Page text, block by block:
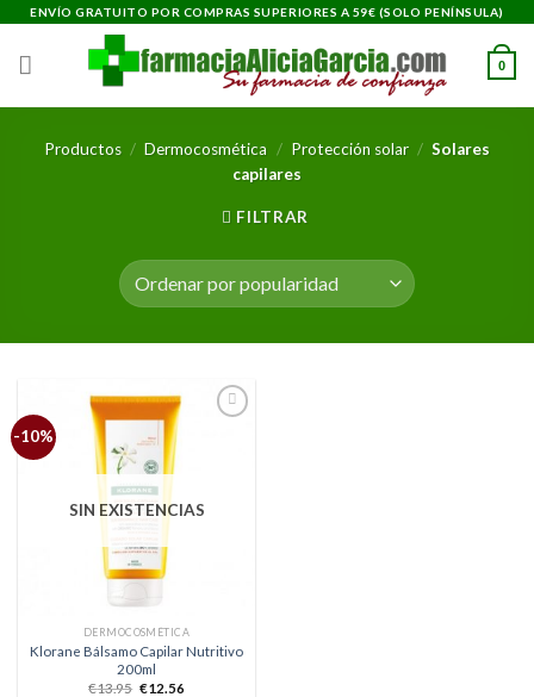
Saltar
contenido
ENVÍO GRATUITO POR COMPRAS SUPERIORES A 59€ (SOLO PENÍNSULA)
0
Productos / Dermocosmética / Protección solar / Solares
capilares
FILTRAR
-10%
SIN EXISTENCIAS
DERMOCOSMÉTICA
Klorane Bálsamo Capilar Nutritivo
200ml
€13.95 El
€12.56El